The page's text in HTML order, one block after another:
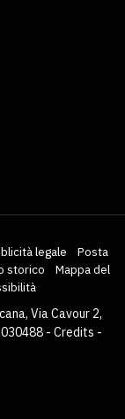
legale
Posta
storico
Mappa del
Via Cavour 2,
- Credits -